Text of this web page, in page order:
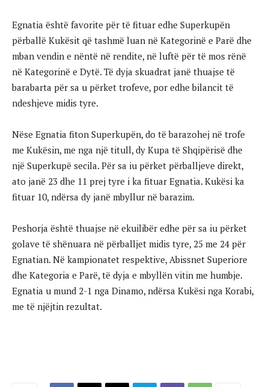
Egnatia është favorite për të fituar edhe Superkupën
përballë Kukësit që tashmë luan në Kategorinë e Parë dhe
mban vendin e nëntë në rendite, në luftë për të mos rënë
në Kategorinë e Dytë. Të dyja skuadrat janë thuajse të
barabarta për sa u përket trofeve, por edhe bilancit të
ndeshjeve midis tyre.
Nëse Egnatia fiton Superkupën, do të barazohej në trofe
me Kukësin, me nga një titull, dy Kupa të Shqipërisë dhe
një Superkupë secila. Për sa iu përket përballjeve direkt,
ato janë 23 dhe 11 prej tyre i ka fituar Egnatia. Kukësi ka
fituar 10, ndërsa dy janë mbyllur në barazim.
Peshorja është thuajse në ekuilibër edhe për sa iu përket
golave të shënuara në përballjet midis tyre, 25 me 24 për
Egnatian. Në kampionatet respektive, Abissnet Superiore
dhe Kategoria e Parë, të dyja e mbyllën vitin me humbje.
Egnatia u mund 2-1 nga Dinamo, ndërsa Kukësi nga Korabi,
me të njëjtin rezultat.